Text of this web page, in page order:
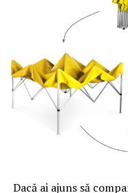
Dacă ai ajuns să